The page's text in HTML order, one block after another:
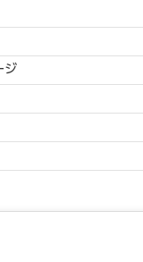
ジ